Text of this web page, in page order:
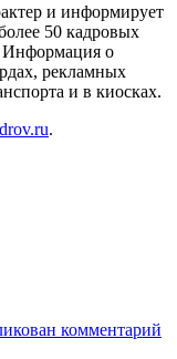
и информирует
50 кадровых
Информация о
рекламных
и в киосках.
.